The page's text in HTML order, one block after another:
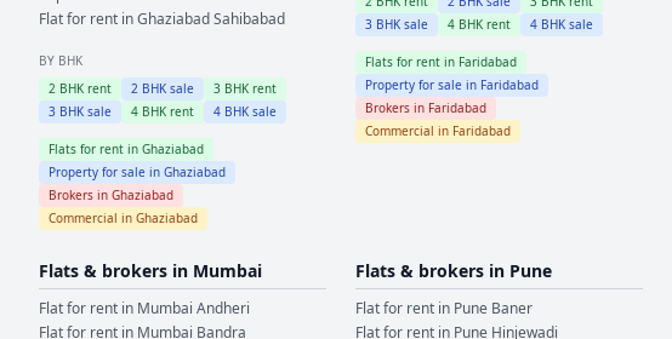
Flat for rent inGhaziabadSahibabad
BY BHK
2 BHK rent 2 BHK sale 3 BHK rent
3 BHK sale 4 BHK rent 4 BHK sale
Flats for rent in Ghaziabad
Property for sale in Ghaziabad
Brokers in Ghaziabad
Commercial in Ghaziabad
3BHK sale 4BHK rent 4BHK sale
Flats for rent in Faridabad
Property for sale in Faridabad
Brokers in Faridabad
Commercial in Faridabad
Flats & brokers in Mumbai
Flat for rent in Mumbai Andheri
Flat for rent in Mumbai Bandra
Flats & brokers in Pune
Flat for rent in Pune Baner
Flat for rent in Pune Hinjewadi